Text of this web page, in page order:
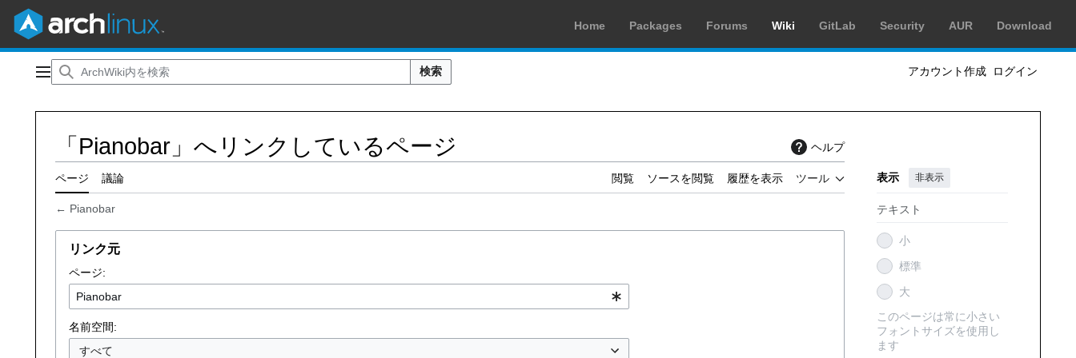
Home Packages Forums Wiki GitLab Security AUR Download
メインメニュー 検索 アカウント作成 ログイン
「Pianobar」へリンクしているページ ヘルプ
ページ 議論 閲覧 ソースを閲覧 履歴を表示 ツール 表示 非表示
テキスト
小
標準
大
このページは常に小さい
フォントサイズを使用し
ます
← Pianobar
リンク元
ページ:
名前空間:
すべて